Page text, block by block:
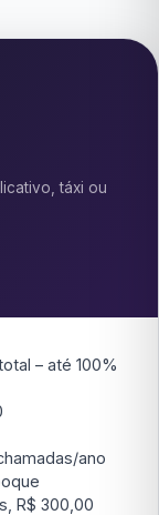
táxi ou
– até 100%
ano
R$ 300,00